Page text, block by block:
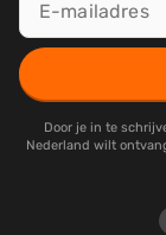
Door je in te
Nederland wilt